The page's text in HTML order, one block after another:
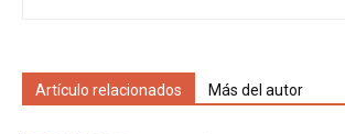
Artículo relacionados Más del autor